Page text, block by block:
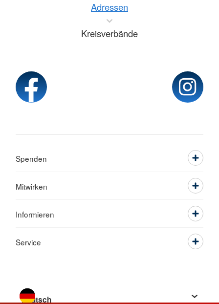
Adressen
Kreisverbände
Spenden
Mitwirken
Informieren
Service
Sprache wechseln zu